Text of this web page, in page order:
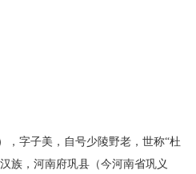
字子美，自号少陵野老，世称“杜
族，河南府巩县（今河南省巩义